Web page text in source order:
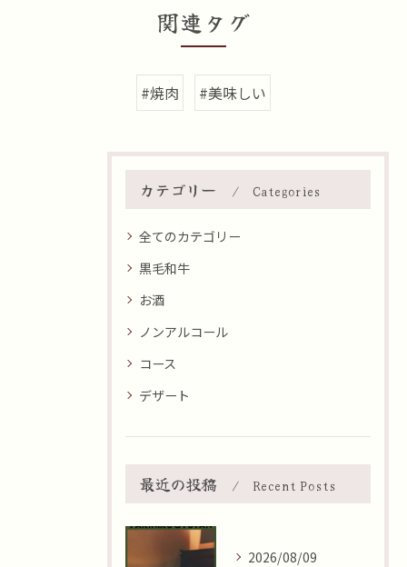
関連タグ
#焼肉 #美味しい
カテゴリー Categories
全てのカテゴリー
黒毛和牛
お酒
ノンアルコール
コース
デザート
最近の投稿 Recent Posts
2026/08/09